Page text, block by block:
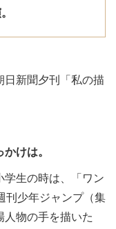
日新聞夕刊「私の描
けは。
生の時は、「ワン
刊少年ジャンプ（集
人物の手を描いた